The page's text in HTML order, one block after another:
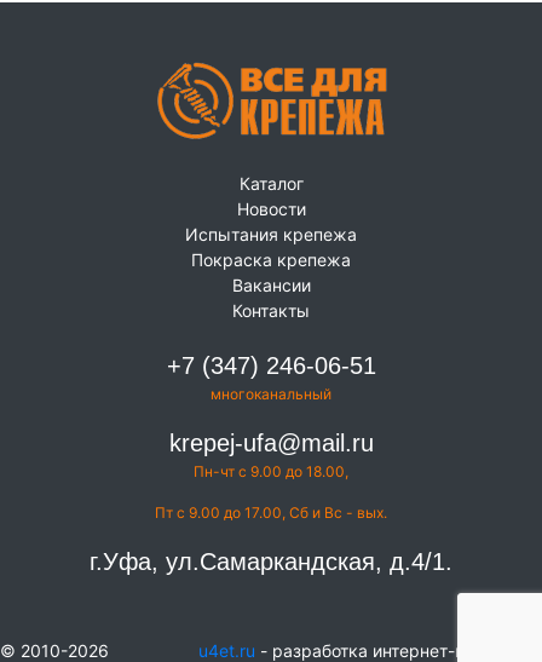
Каталог
Новости
Испытания крепежа
Покраска крепежа
Вакансии
Контакты
+7 (347) 246-06-51
многоканальный
krepej-ufa@mail.ru
Пн-чт с 9.00 до 18.00,
Пт с 9.00 до 17.00, Сб и Вс - вых.
г.Уфа, ул.Самаркандская, д.4/1.
© 2010-2026 u4et.ru - разработка интернет-магазинов